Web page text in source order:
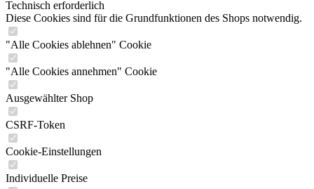
Technisch erforderlich
Diese Cookies sind für die Grundfunktionen des Shops notwendig.
"Alle Cookies ablehnen" Cookie
"Alle Cookies annehmen" Cookie
Ausgewählter Shop
CSRF-Token
Cookie-Einstellungen
Individuelle Preise